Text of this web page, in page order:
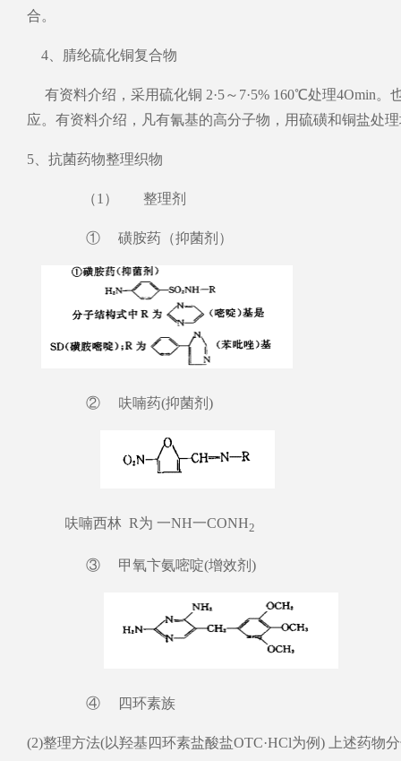
合。
4、腈纶硫化铜复合物
有资料介绍，采用硫化铜 2·5～7·5% 160℃处理4Omin
应。有资料介绍，凡有氰基的高分子物，用硫磺
5、抗菌药物整理织物
（1） 整理剂
① 磺胺药（抑菌剂）
② 呋喃药(抑菌剂)
呋喃西林 R为 一NH一CONH2
③ 甲氧卞氨嘧啶(增效剂)
④ 四环素族
(2)整理方法(以羟基四环素盐酸盐OTC·HCl为例) 上述药物